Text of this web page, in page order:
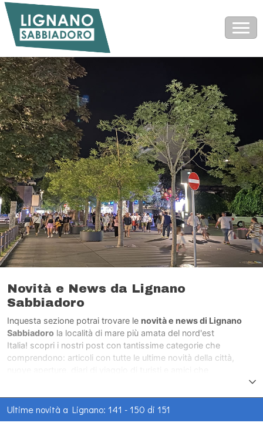
Novità e News da Lignano
Sabbiadoro
Inquesta sezione potrai trovare le novità e news di Lignano
Sabbiadoro la località di mare più amata del nord'est
Italia! scopri i nostri post con tantissime categorie che
comprendono: articoli con tutte le ultime novità della città,
Ultime novità a Lignano: 141 - 150 di 151